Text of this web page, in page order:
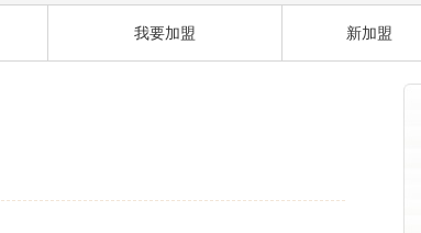
我要加盟 新加盟